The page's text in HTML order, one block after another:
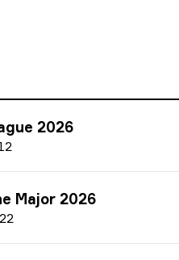
2026
Major 2026
22